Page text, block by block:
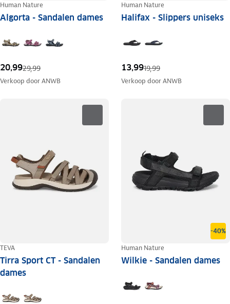
Human Nature
Algorta - Sandalen dames
20,9929,99
Verkoop doorANWB
Human Nature
Halifax - Slippers uniseks
13,9919,99
Verkoop doorANWB
TEVA
Tirra Sport CT - Sandalen
dames
-40%
Human Nature
Wilkie - Sandalen dames